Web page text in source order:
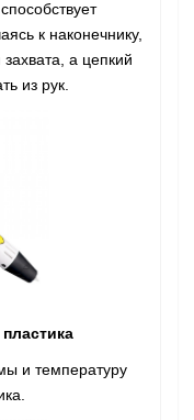
к наконечнику,
а цепкий
из рук.
и температуру